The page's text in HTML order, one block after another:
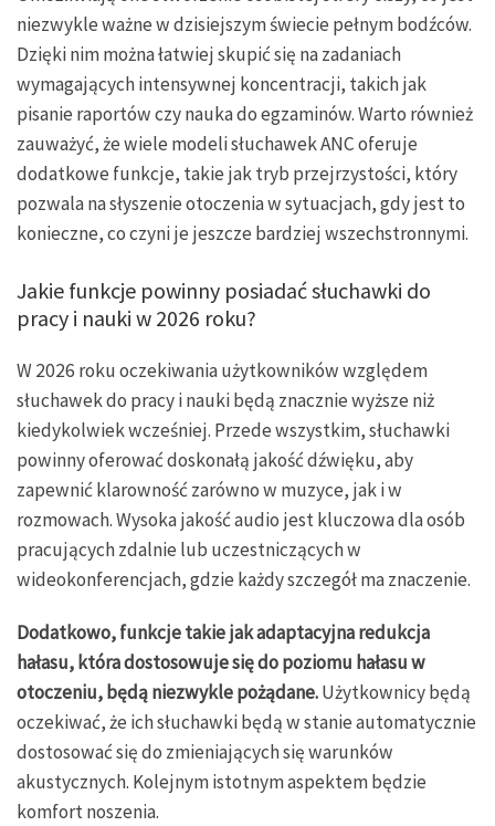
niezwykle ważne w dzisiejszym świecie pełnym bodźców.
Dzięki nim można łatwiej skupić się na zadaniach
wymagających intensywnej koncentracji, takich jak
pisanie raportów czy nauka do egzaminów. Warto również
zauważyć, że wiele modeli słuchawek ANC oferuje
dodatkowe funkcje, takie jak tryb przejrzystości, który
pozwala na słyszenie otoczenia w sytuacjach, gdy jest to
konieczne, co czyni je jeszcze bardziej wszechstronnymi.
Jakie funkcje powinny posiadać słuchawki do
pracy i nauki w 2026 roku?
W 2026 roku oczekiwania użytkowników względem
słuchawek do pracy i nauki będą znacznie wyższe niż
kiedykolwiek wcześniej. Przede wszystkim, słuchawki
powinny oferować doskonałą jakość dźwięku, aby
zapewnić klarowność zarówno w muzyce, jak i w
rozmowach. Wysoka jakość audio jest kluczowa dla osób
pracujących zdalnie lub uczestniczących w
wideokonferencjach, gdzie każdy szczegół ma znaczenie.
Dodatkowo, funkcje takie jak adaptacyjna redukcja
hałasu, która dostosowuje się do poziomu hałasu w
otoczeniu, będą niezwykle pożądane.Użytkownicy będą
oczekiwać, że ich słuchawki będą w stanie automatycznie
dostosować się do zmieniających się warunków
akustycznych. Kolejnym istotnym aspektem będzie
komfort noszenia.